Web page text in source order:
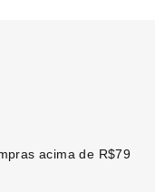
acima de R$79